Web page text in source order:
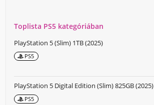
Toplista PS5 kategóriában
PlayStation 5 (Slim) 1TB (2025)
PS5
PlayStation 5 Digital Edition (Slim) 825GB (2025)
PS5